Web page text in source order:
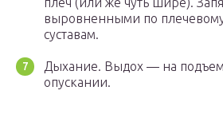
выровненными по
суставам.
Дыхание. Выдох — на
опускании.